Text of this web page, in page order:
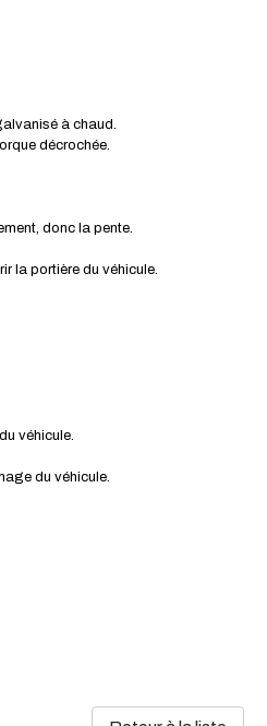
à chaud.
décrochée.
donc la pente.
la portière du véhicule.
véhicule.
du véhicule.